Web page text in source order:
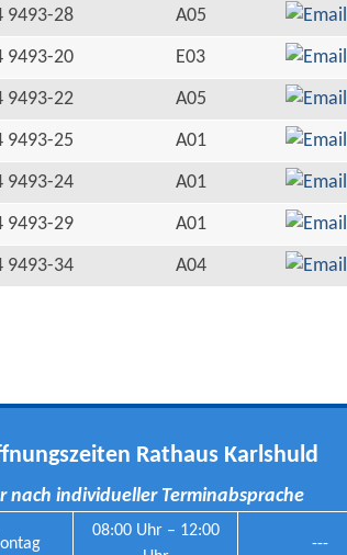
9493-28
A05
9493-20
E03
9493-22
A05
9493-25
A01
9493-24
A01
9493-29
A01
9493-34 A04
Rathaus Karlshuld
nach individueller Terminabsprache
08:00 Uhr – 12:00
---